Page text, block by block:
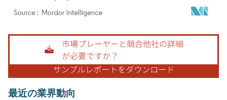
画像 © Mordor Intelligence。再利用にはCC BY 4.0の表示が必要です。
最近の業界動向